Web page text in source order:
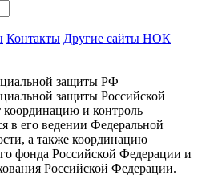
Контакты Другие сайты НОК
защиты РФ
защиты Российской
и контроль
в его ведении Федеральной
а также координацию
фонда Российской Федерации и
Российской Федерации.